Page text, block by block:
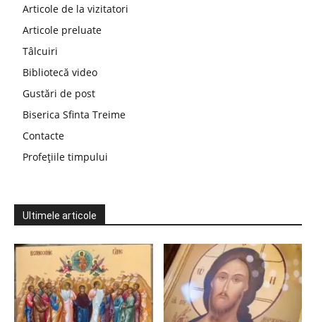
Articole de la vizitatori
Articole preluate
Tâlcuiri
Bibliotecă video
Gustări de post
Biserica Sfinta Treime
Contacte
Profețiile timpului
Ultimele articole